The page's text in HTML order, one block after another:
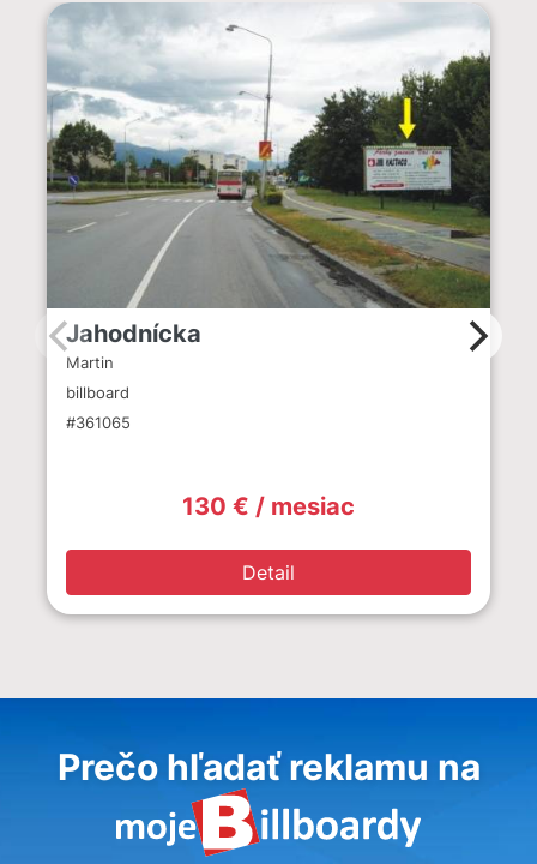
Jahodnícka
Martin
billboard
#361065
130 € / mesiac
Detail
Prečo hľadať reklamu na